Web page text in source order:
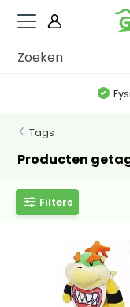
Tags
Producten
Filters